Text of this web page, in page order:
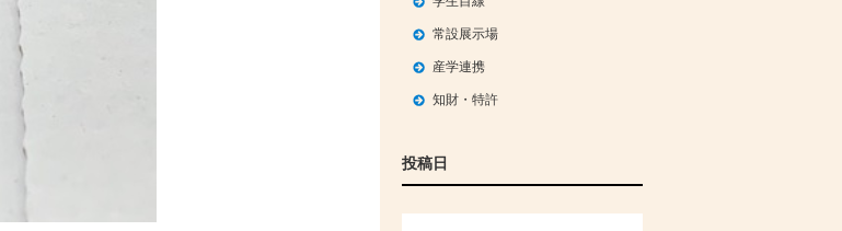
常設展示場
産学連携
知財・特許
投稿日